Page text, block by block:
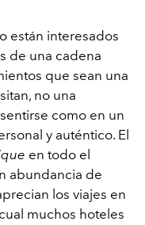
están interesados
de una cadena
que sean una
no una
como en un
y auténtico. El
en todo el
abundancia de
los viajes en
muchos hoteles